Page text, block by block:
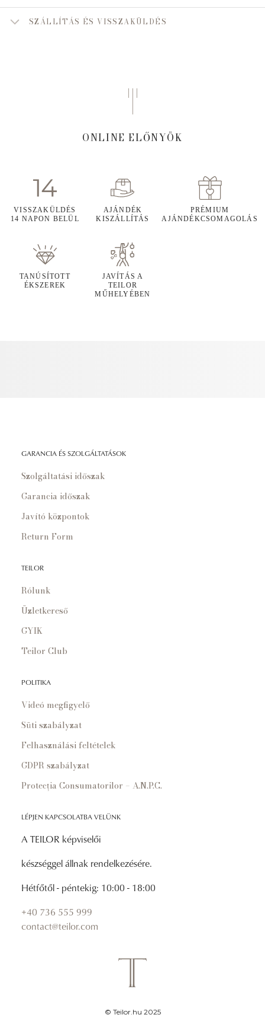
SZÁLLÍTÁS ÉS VISSZAKÜLDÉS
ONLINE ELŐNYÖK
VISSZAKÜLDÉS
14 NAPON BELÜL
AJÁNDÉK
KISZÁLLÍTÁS
PRÉMIUM
AJÁNDÉKCSOMAGOLÁS
TANÚSÍTOTT
ÉKSZEREK
JAVÍTÁS A
TEILOR
MŰHELYÉBEN
GARANCIA ÉS SZOLGÁLTATÁSOK
Szolgáltatási időszak
Garancia időszak
Javító központok
Return Form
TEILOR
Rólunk
Üzletkereső
GYIK
Teilor Club
POLITIKA
Videó megfigyelő
Süti szabályzat
Felhasználási feltételek
GDPR szabályzat
Protecția Consumatorilor – A.N.P.C.
LÉPJEN KAPCSOLATBA VELÜNK
A TEILOR képviselői
készséggel állnak rendelkezésére.
Hétfőtől - péntekig: 10:00 - 18:00
+40 736 555 999
contact@teilor.com
© Teilor.hu 2025